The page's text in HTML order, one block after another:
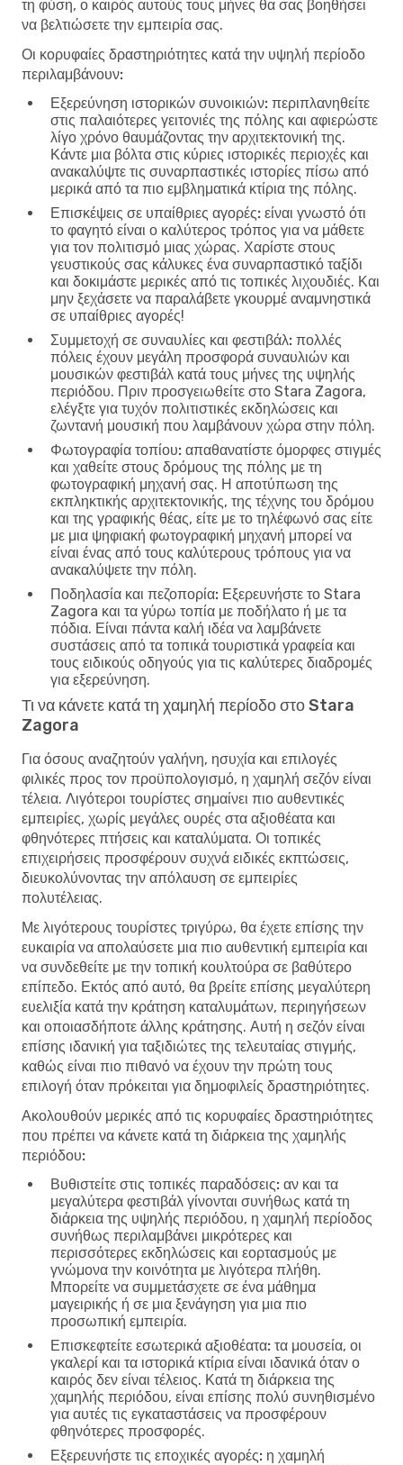
τη φύση, ο καιρός αυτούς τους μήνες θα σας βοηθήσει
να βελτιώσετε την εμπειρία σας.
Οι κορυφαίες δραστηριότητες κατά την υψηλή περίοδο
περιλαμβάνουν:
Εξερεύνηση ιστορικών συνοικιών: περιπλανηθείτε
στις παλαιότερες γειτονιές της πόλης και αφιερώστε
λίγο χρόνο θαυμάζοντας την αρχιτεκτονική της.
Κάντε μια βόλτα στις κύριες ιστορικές περιοχές και
ανακαλύψτε τις συναρπαστικές ιστορίες πίσω από
μερικά από τα πιο εμβληματικά κτίρια της πόλης.
Επισκέψεις σε υπαίθριες αγορές: είναι γνωστό ότι
το φαγητό είναι ο καλύτερος τρόπος για να μάθετε
για τον πολιτισμό μιας χώρας. Χαρίστε στους
γευστικούς σας κάλυκες ένα συναρπαστικό ταξίδι
και δοκιμάστε μερικές από τις τοπικές λιχουδιές. Και
μην ξεχάσετε να παραλάβετε γκουρμέ αναμνηστικά
σε υπαίθριες αγορές!
Συμμετοχή σε συναυλίες και φεστιβάλ: πολλές
πόλεις έχουν μεγάλη προσφορά συναυλιών και
μουσικών φεστιβάλ κατά τους μήνες της υψηλής
περιόδου. Πριν προσγειωθείτε στο Stara Zagora,
ελέγξτε για τυχόν πολιτιστικές εκδηλώσεις και
ζωντανή μουσική που λαμβάνουν χώρα στην πόλη.
Φωτογραφία τοπίου: απαθανατίστε όμορφες στιγμές
και χαθείτε στους δρόμους της πόλης με τη
φωτογραφική μηχανή σας. Η αποτύπωση της
εκπληκτικής αρχιτεκτονικής, της τέχνης του δρόμου
και της γραφικής θέας, είτε με το τηλέφωνό σας είτε
με μια ψηφιακή φωτογραφική μηχανή μπορεί να
είναι ένας από τους καλύτερους τρόπους για να
ανακαλύψετε την πόλη.
Ποδηλασία και πεζοπορία: Εξερευνήστε το Stara
Zagora και τα γύρω τοπία με ποδήλατο ή με τα
πόδια. Είναι πάντα καλή ιδέα να λαμβάνετε
συστάσεις από τα τοπικά τουριστικά γραφεία και
τους ειδικούς οδηγούς για τις καλύτερες διαδρομές
για εξερεύνηση.
Τι να κάνετε κατά τη χαμηλή περίοδο στο Stara
Zagora
Για όσους αναζητούν γαλήνη, ησυχία και επιλογές
φιλικές προς τον προϋπολογισμό, η χαμηλή σεζόν είναι
τέλεια. Λιγότεροι τουρίστες σημαίνει πιο αυθεντικές
εμπειρίες, χωρίς μεγάλες ουρές στα αξιοθέατα και
φθηνότερες πτήσεις και καταλύματα. Οι τοπικές
επιχειρήσεις προσφέρουν συχνά ειδικές εκπτώσεις,
διευκολύνοντας την απόλαυση σε εμπειρίες
πολυτέλειας.
Με λιγότερους τουρίστες τριγύρω, θα έχετε επίσης την
ευκαιρία να απολαύσετε μια πιο αυθεντική εμπειρία και
να συνδεθείτε με την τοπική κουλτούρα σε βαθύτερο
επίπεδο. Εκτός από αυτό, θα βρείτε επίσης μεγαλύτερη
ευελιξία κατά την κράτηση καταλυμάτων, περιηγήσεων
και οποιασδήποτε άλλης κράτησης. Αυτή η σεζόν είναι
επίσης ιδανική για ταξιδιώτες της τελευταίας στιγμής,
καθώς είναι πιο πιθανό να έχουν την πρώτη τους
επιλογή όταν πρόκειται για δημοφιλείς δραστηριότητες.
Ακολουθούν μερικές από τις κορυφαίες δραστηριότητες
που πρέπει να κάνετε κατά τη διάρκεια της χαμηλής
περιόδου:
Βυθιστείτε στις τοπικές παραδόσεις: αν και τα
μεγαλύτερα φεστιβάλ γίνονται συνήθως κατά τη
διάρκεια της υψηλής περιόδου, η χαμηλή περίοδος
συνήθως περιλαμβάνει μικρότερες και
περισσότερες εκδηλώσεις και εορτασμούς με
γνώμονα την κοινότητα με λιγότερα πλήθη.
Μπορείτε να συμμετάσχετε σε ένα μάθημα
μαγειρικής ή σε μια ξενάγηση για μια πιο
προσωπική εμπειρία.
Επισκεφτείτε εσωτερικά αξιοθέατα: τα μουσεία, οι
γκαλερί και τα ιστορικά κτίρια είναι ιδανικά όταν ο
καιρός δεν είναι τέλειος. Κατά τη διάρκεια της
χαμηλής περιόδου, είναι επίσης πολύ συνηθισμένο
για αυτές τις εγκαταστάσεις να προσφέρουν
φθηνότερες προσφορές.
Εξερευνήστε τις εποχικές αγορές: η χαμηλή